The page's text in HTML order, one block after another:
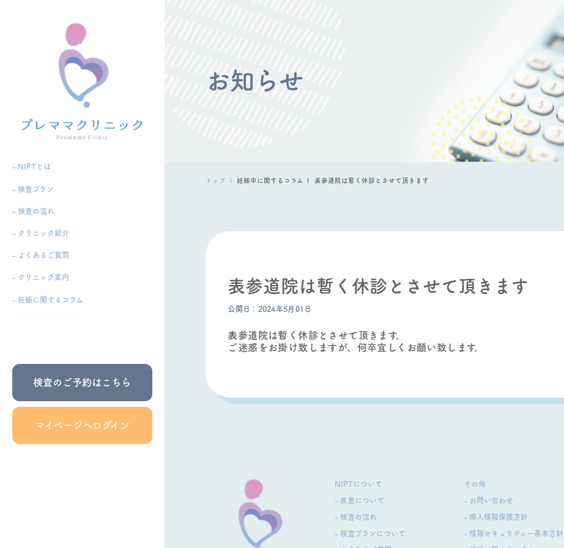
- NIPTとは
- 検査プラン
- 検査の流れ
- クリニック紹介
- よくあるご質問
- クリニック案内
- 妊娠に関するコラム
検査のご予約はこちら
マイページへログイン
お知らせ
トップ 妊娠中に関するコラム 表参道院は暫く休診とさせて頂きます
表参道院は暫く休診とさせて頂きます
公開日：2024年5月01日
表参道院は暫く休診とさせて頂きます。
ご迷惑をお掛け致しますが、何卒宜しくお願い致します。
NIPTについて
- 疾患について
- 検査の流れ
- 検査プランについて
その他
- お問い合わせ
- 個⼈情報保護⽅針
- 情報セキュリティー基本⽅針